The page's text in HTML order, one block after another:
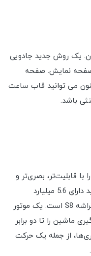
یک روش جدید جادویی
صفحه نمایش. صفحه
می توانید قاب ساعت
باشد.
سیلیکون سفارشی اپل، اپل واچ سری 9 را با قابلیت‌تر، بصری‌تر و
سریع‌تر می‌سازد. CPU دو هسته ای جدید دارای 5.6 میلیارد
ترانزیستور است که 60 درصد بیشتر از تراشه S8 است. یک موتور
ماشین را تا دو برابر
از جمله یک حرکت